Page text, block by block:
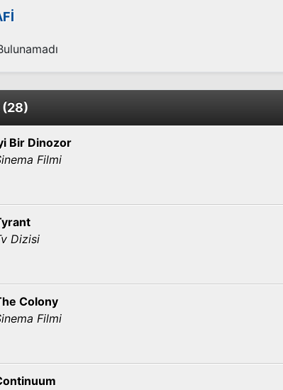
(28)
Bir Dinozor
Filmi
Dizisi
Colony
Filmi